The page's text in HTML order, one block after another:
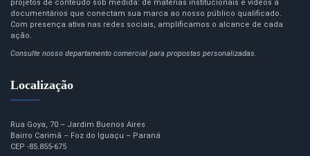
projetos de conteúdo sob medida: de matérias institucionais e vídeos a
documentários que conectam sua marca ao nosso público qualificado.
Com presença ativa nas redes sociais, amplificamos o alcance de cada
ação.
Consulte nosso departamento comercial para propostas personalizadas.
Localização
Rua Goya, 70 – Jardim Buenos Aires
Bairro Carimã – Foz do Iguaçu – Paraná
CEP -85.855-675